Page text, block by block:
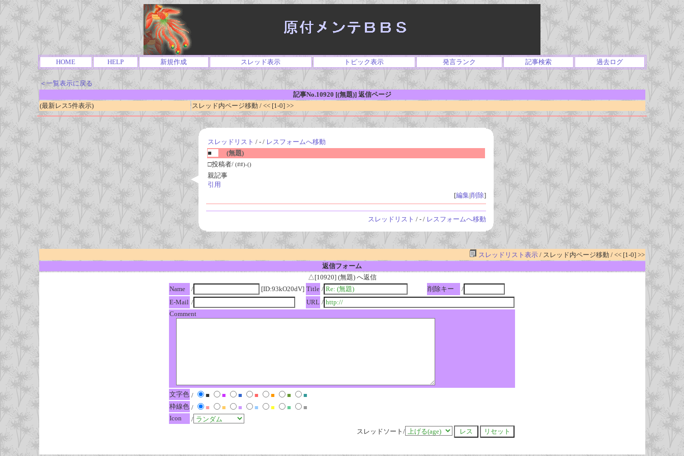
HOME HELP 新規作成 スレッド表示 トピック表示 発言ランク 記事検索 過去ログ
＜一覧表示に戻る
記事No.10920 [(無題)] 返信ページ
(最新レス5件表示)
スレッド内ページ移動 / << [1-0] >>
スレッドリスト / - / レスフォームへ移動
■
(無題)
□投稿者/ (##)-()
親記事
引用
[編集|削除]
スレッドリスト / - / レスフォームへ移動
スレッドリスト表示/ スレッド内ページ移動 / << [1-0] >>
返信フォーム
△[10920] (無題) へ返信
Name
/ [ID:93kO20dV] Title / 削除キー
/
E-Mail / URL /
Comment
文字色 / ■ ■ ■ ■ ■ ■
■
枠線色 / ■ ■ ■ ■ ■ ■
■
Icon
/
スレッドソート/